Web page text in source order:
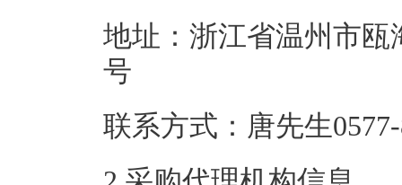
地址：浙江省温州市瓯
号
联系方式：唐先